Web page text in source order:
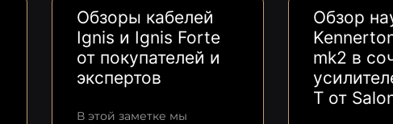
Обзоры кабелей
Ignis и Ignis Forte
от покупателей и
экспертов
В этой заметке мы
Обзор
mk2 в
T от